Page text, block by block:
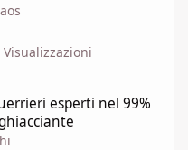
Visualizzazioni
esperti nel 99%